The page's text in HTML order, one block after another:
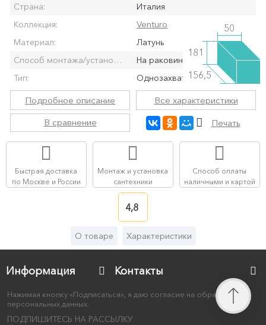
Страна:
Италия
Коллекция:
Venturo
Материал:
Латунь
Способ монтажа/установки:
На раковину/мойку
Тип:
Однозахватный
181
50
156,5
Подробное описание
Все характеристики
В сравнение
Печать
Быстрая доставка
по Москве и России
Монтаж и установка
сантехники
Способ оплаты
наличными и картой
4,8
О товаре Характеристики
Информация Контакты
Нажимая кнопку «Подписаться», я даю согласие на обработку
персональных данных.
ПОДПИШИТЕСЬ НА РАССЫЛКУ